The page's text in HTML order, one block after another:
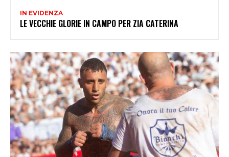
IN EVIDENZA
LE VECCHIE GLORIE IN CAMPO PER ZIA CATERINA